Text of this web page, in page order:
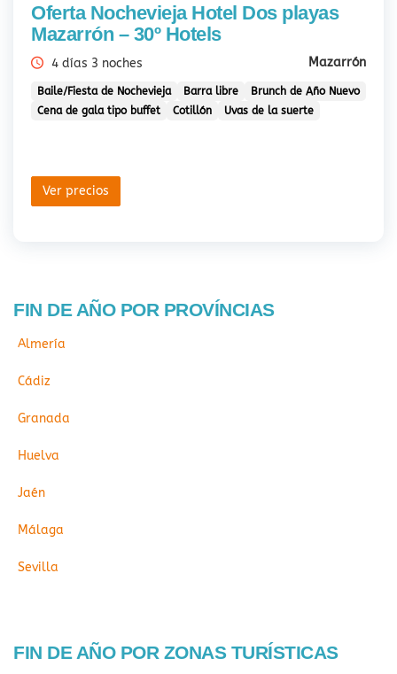
Oferta Nochevieja Hotel Dos playas
Mazarrón – 30º Hotels
4 días 3 noches Mazarrón
Baile/Fiesta de Nochevieja Barra libre
Brunch de Año Nuevo
Cena de gala tipo buffet
Cotillón Uvas de la suerte
Ver precios
FIN DE AÑO POR PROVÍNCIAS
Almería
Cádiz
Granada
Huelva
Jaén
Málaga
Sevilla
FIN DE AÑO POR ZONAS TURÍSTICAS